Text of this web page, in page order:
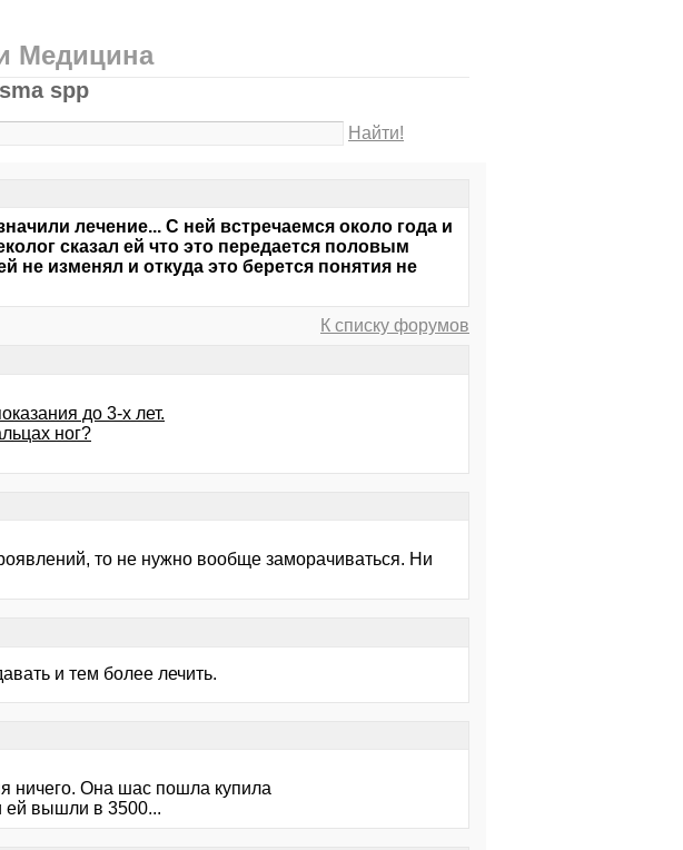
Медицина
spp
Найти!
лечение... С ней встречаемся около года и
сказал ей что это передается половым
не изменял и откуда это берется понятия не
К списку форумов
до 3-х лет.
ног?
то не нужно вообще заморачиваться. Ни
и тем более лечить.
ничего. Она шас пошла купила
ей вышли в 3500...